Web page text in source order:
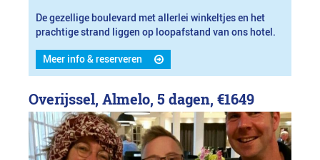
De gezellige boulevard met allerlei winkeltjes en het
prachtige strand liggen op loopafstand van ons hotel.
Meer info & reserveren
Overijssel, Almelo, 5 dagen, €1649